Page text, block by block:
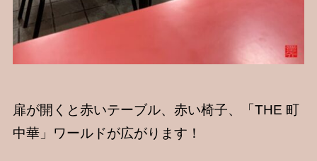
扉が開くと赤いテーブル、赤い椅子、「THE 町
中華」ワールドが広がります！